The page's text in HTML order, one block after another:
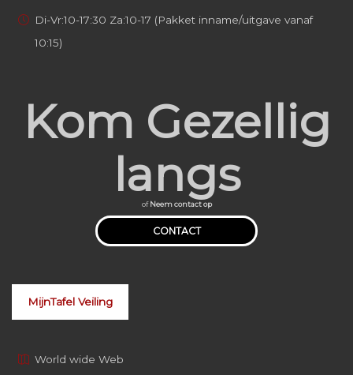
Di-Vr:10-17:30 Za:10-17 (Pakket inname/uitgave vanaf
10:15)
Kom Gezellig
langs
ofNeem contact op
CONTACT
MijnTafel Veiling
World wide Web